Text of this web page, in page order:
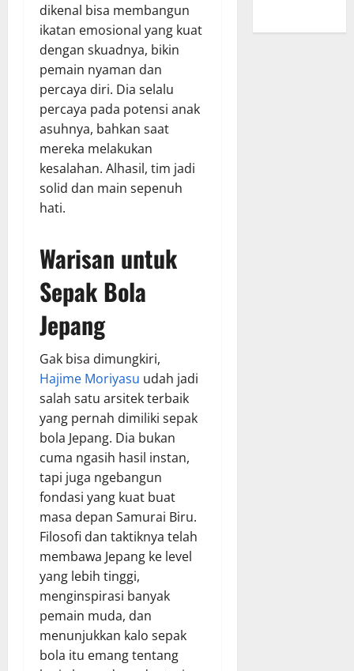
dikenal bisa membangun
ikatan emosional yang kuat
dengan skuadnya, bikin
pemain nyaman dan
percaya diri. Dia selalu
percaya pada potensi anak
asuhnya, bahkan saat
mereka melakukan
kesalahan. Alhasil, tim jadi
solid dan main sepenuh
hati.
Warisan untuk
Sepak Bola
Jepang
Gak bisa dimungkiri,
Hajime Moriyasu udah jadi
salah satu arsitek terbaik
yang pernah dimiliki sepak
bola Jepang. Dia bukan
cuma ngasih hasil instan,
tapi juga ngebangun
fondasi yang kuat buat
masa depan Samurai Biru.
Filosofi dan taktiknya telah
membawa Jepang ke level
yang lebih tinggi,
menginspirasi banyak
pemain muda, dan
menunjukkan kalo sepak
bola itu emang tentang